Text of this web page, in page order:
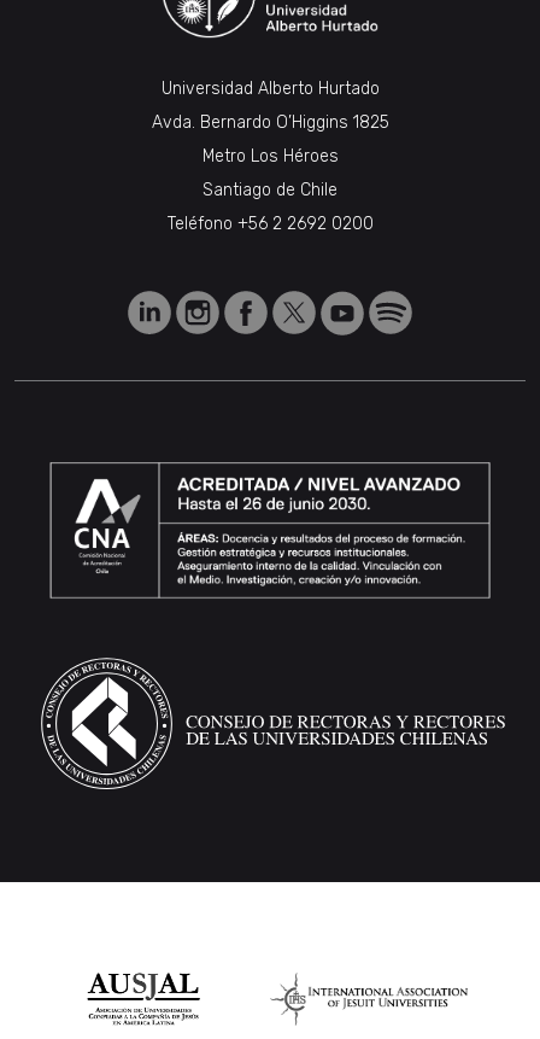
Universidad Alberto Hurtado
Avda. Bernardo O’Higgins 1825
Metro Los Héroes
Santiago de Chile
Teléfono +56 2 2692 0200